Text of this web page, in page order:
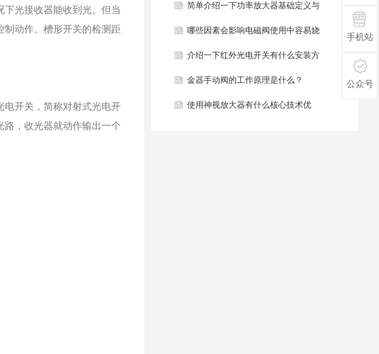
光接收器能收到光。但当
动作。槽形开关的检测距
开关，简称对射式光电开
路，收光器就动作输出一个
简单介绍一下功率放大器基础定义与
结构组成？
哪些因素会影响电磁阀使用中容易烧
毁？
介绍一下红外光电开关有什么安装方
法？
金器手动阀的工作原理是什么？
使用神视放大器有什么核心技术优
手机站
公众号